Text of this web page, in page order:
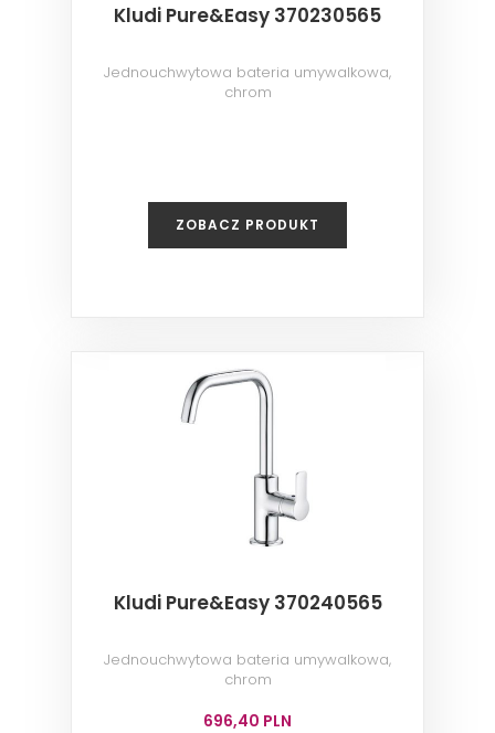
Kludi Pure&Easy 370230565
Jednouchwytowa bateria umywalkowa,
chrom
ZOBACZ PRODUKT
Kludi Pure&Easy 370240565
Jednouchwytowa bateria umywalkowa,
chrom
696,40 PLN